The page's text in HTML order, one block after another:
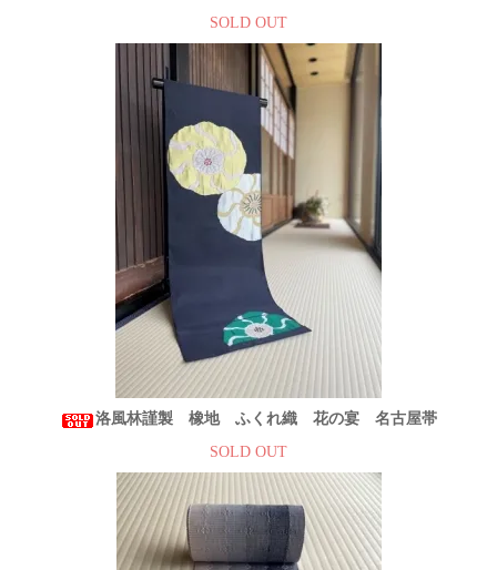
SOLD OUT
洛風林謹製 橡地 ふくれ織 花の宴 名古屋帯
SOLD OUT